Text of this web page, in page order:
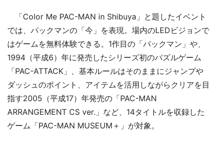
「Color Me PAC-MAN in Shibuya」と題したイベント
では、パックマンの「今」を表現。場内のLEDビジョンで
はゲームを無料体験できる。1作目の「パックマン」や、
1994（平成6）年に発売したシリーズ初のパズルゲーム
「PAC-ATTACK」、基本ルールはそのままにジャンプや
ダッシュのポイント、アイテムを活用しながらクリアを目
指す2005（平成17）年発売の「PAC-MAN
ARRANGEMENT CS ver.」など、14タイトルを収録した
ゲーム「PAC-MAN MUSEUM＋」が対象。